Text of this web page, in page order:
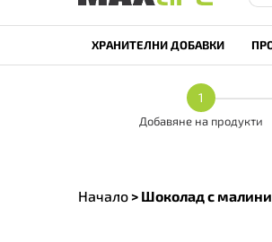
ХРАНИТЕЛНИ ДОБАВКИ
1
Добавяне на продукти
Начало > Шоколад с малини